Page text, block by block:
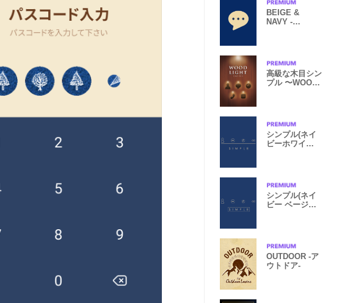
BEIGE &
NAVY -
高級な木目シン
プル 〜WOOD
シンプル(ネイ
ビーホワイ
シンプル(ネイ
ビー ベージ
OUTDOOR -ア
ウトドア-